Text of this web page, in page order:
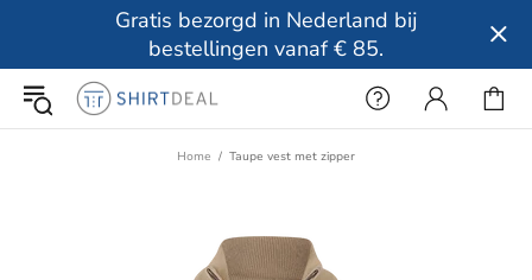
Gratis bezorgd in Nederland bij
bestellingen vanaf € 85.
Home Taupe vest met zipper